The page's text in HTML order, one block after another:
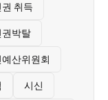
취득
박탈
산위원회
시신